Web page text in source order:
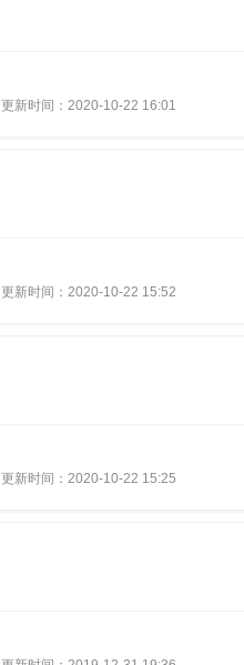
更新时间：2020-10-22 16:01
更新时间：2020-10-22 15:52
更新时间：2020-10-22 15:25